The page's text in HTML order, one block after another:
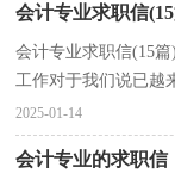
会计专业求职信
会计专业求职信(15
工作对于我们说已越
职信需要注意哪些问
2025-01-14
会计专业的求职信